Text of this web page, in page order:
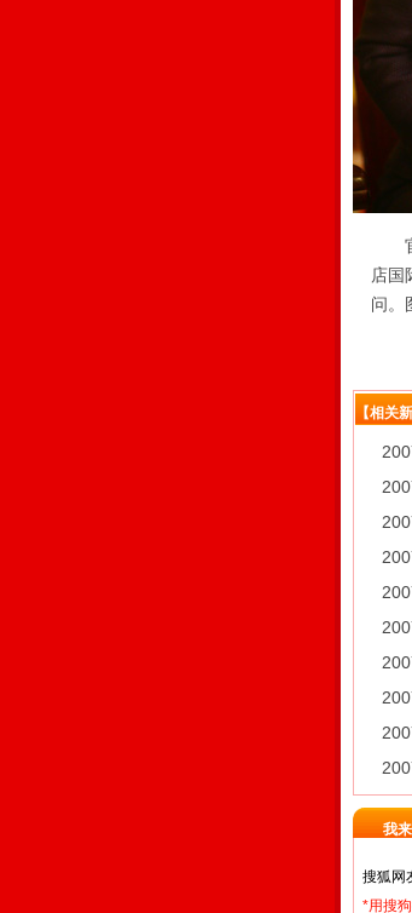
官
店国
问。
【相关
我
*用搜